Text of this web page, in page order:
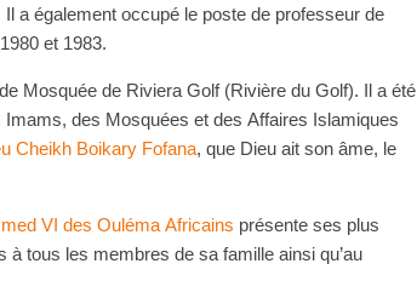
a également occupé le poste de professeur de
et 1983.
Mosquée de Riviera Golf (Rivière du Golf). Il a été
des Mosquées et des Affaires Islamiques
Cheikh Boikary Fofana, que Dieu ait son âme, le
VI des Ouléma Africains présente ses plus
tous les membres de sa famille ainsi qu’au